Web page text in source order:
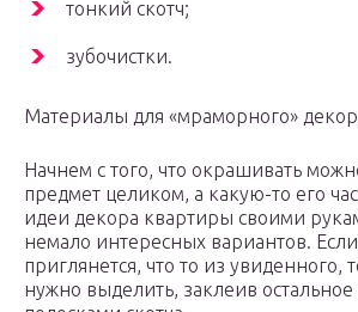
тонкий скотч;
зубочистки.
Материалы для «мраморного»
Начнем с того, что окрашивать
предмет целиком, а какую-то его
идеи декора квартиры своими
немало интересных вариантов.
приглянется, что то из увиденного,
нужно выделить, заклеив остальное